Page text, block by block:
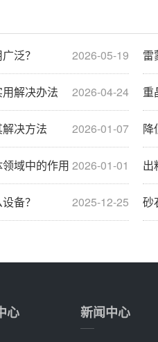
2026-05-19
泛？ 雷
2026-04-24
解决办法 重
2026-01-07
决方法 降
2026-01-01
域中的作用 出
2025-12-25
备？ 砂
心 新闻中心